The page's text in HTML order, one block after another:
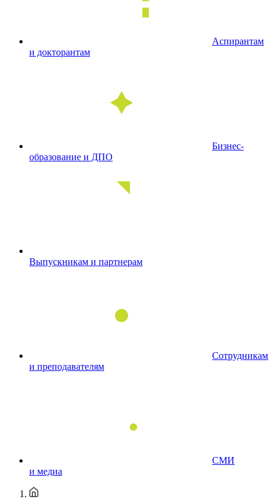
Аспирантам
и докторантам
Бизнес-
образование и ДПО
Выпускникам и партнерам
Сотрудникам
и преподавателям
СМИ
и медиа